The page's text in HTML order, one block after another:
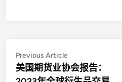
文
章
Previous ArticlePrevious
article:
美国期货业协会报告：